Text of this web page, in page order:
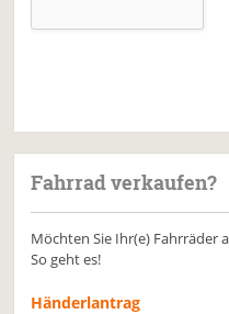
Fahrrad verkaufen?
Möchten Sie Ihr(e) Fahrräder
So geht es!
Händerlantrag